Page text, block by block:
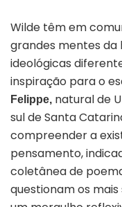
Wilde têm em
grandes mentes da
ideológicas
inspiração para o
Felippe, natural de
sul de Santa
compreender a
pensamento,
coletânea de
questionam os